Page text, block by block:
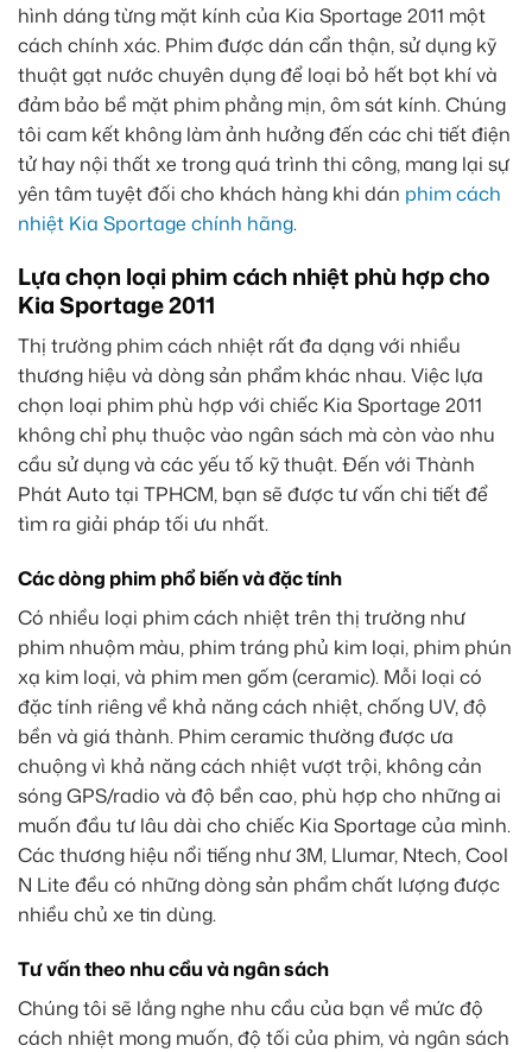
hình dáng từng mặt kính của Kia Sportage 2011 một
cách chính xác. Phim được dán cẩn thận, sử dụng kỹ
thuật gạt nước chuyên dụng để loại bỏ hết bọt khí và
đảm bảo bề mặt phim phẳng mịn, ôm sát kính. Chúng
tôi cam kết không làm ảnh hưởng đến các chi tiết điện
tử hay nội thất xe trong quá trình thi công, mang lại sự
yên tâm tuyệt đối cho khách hàng khi dán phim cách
nhiệt Kia Sportage chính hãng.
Lựa chọn loại phim cách nhiệt phù hợp cho
Kia Sportage 2011
Thị trường phim cách nhiệt rất đa dạng với nhiều
thương hiệu và dòng sản phẩm khác nhau. Việc lựa
chọn loại phim phù hợp với chiếc Kia Sportage 2011
không chỉ phụ thuộc vào ngân sách mà còn vào nhu
cầu sử dụng và các yếu tố kỹ thuật. Đến với Thành
Phát Auto tại TPHCM, bạn sẽ được tư vấn chi tiết để
tìm ra giải pháp tối ưu nhất.
Các dòng phim phổ biến và đặc tính
Có nhiều loại phim cách nhiệt trên thị trường như
phim nhuộm màu, phim tráng phủ kim loại, phim phún
xạ kim loại, và phim men gốm (ceramic). Mỗi loại có
đặc tính riêng về khả năng cách nhiệt, chống UV, độ
bền và giá thành. Phim ceramic thường được ưa
chuộng vì khả năng cách nhiệt vượt trội, không cản
sóng GPS/radio và độ bền cao, phù hợp cho những ai
muốn đầu tư lâu dài cho chiếc Kia Sportage của mình.
Các thương hiệu nổi tiếng như 3M, Llumar, Ntech, Cool
N Lite đều có những dòng sản phẩm chất lượng được
nhiều chủ xe tin dùng.
Tư vấn theo nhu cầu và ngân sách
Chúng tôi sẽ lắng nghe nhu cầu của bạn về mức độ
cách nhiệt mong muốn, độ tối của phim, và ngân sách